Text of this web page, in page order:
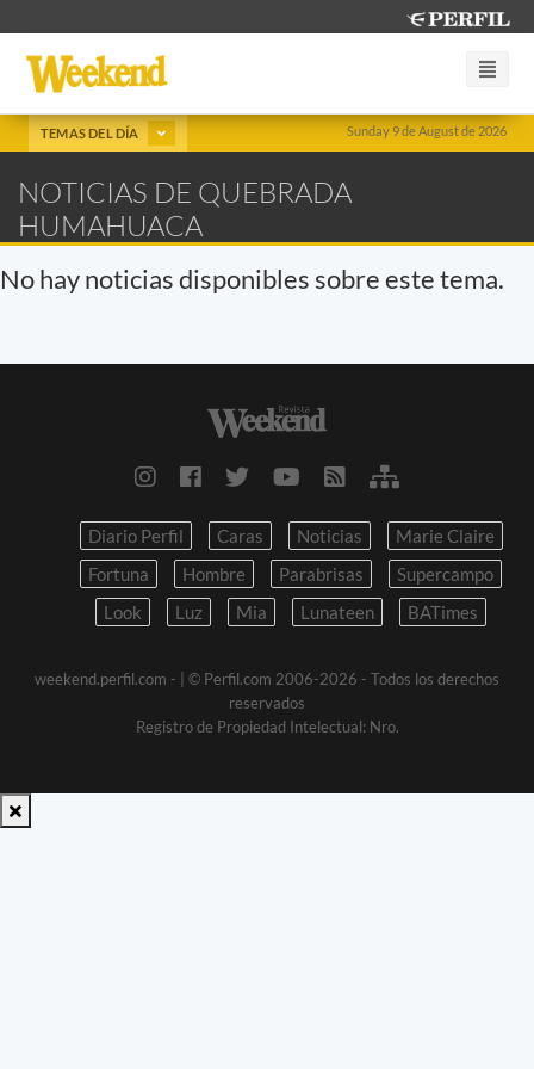
Sunday 9 de August de 2026
TEMAS DEL DÍA
NOTICIAS DE QUEBRADA
HUMAHUACA
No hay noticias disponibles sobre este tema.
Diario Perfil Caras Noticias
Marie Claire
Fortuna
Hombre Parabrisas
Supercampo
Look
Luz Mia Lunateen BATimes
weekend.perfil.com -
| © Perfil.com 2006-2026 - Todos los derechos
reservados
Registro de Propiedad Intelectual: Nro.